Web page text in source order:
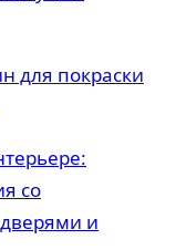
для покраски